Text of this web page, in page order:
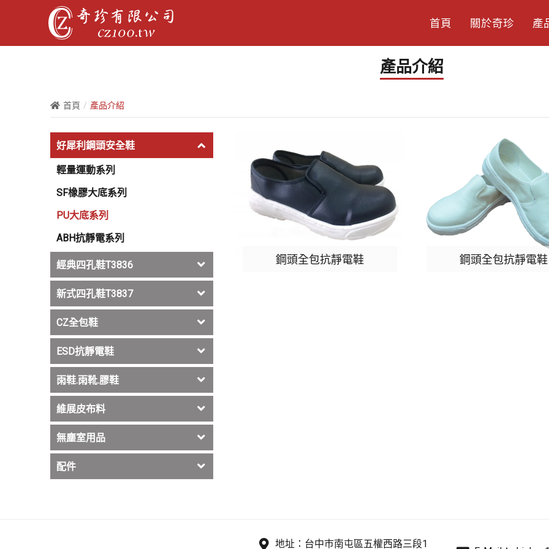
首頁 關於奇珍 產
產品介紹
首頁 產品介紹
好犀利鋼頭安全鞋
輕量運動系列
SF橡膠大底系列
PU大底系列
ABH抗靜電系列
經典四孔鞋T3836
新式四孔鞋T3837
CZ全包鞋
ESD抗靜電鞋
雨鞋.雨靴.膠鞋
維展皮布料
無塵室用品
配件
鋼頭全包抗靜電鞋 鋼頭全包抗靜電鞋
地址： 台中巿南屯區五權西路三段1